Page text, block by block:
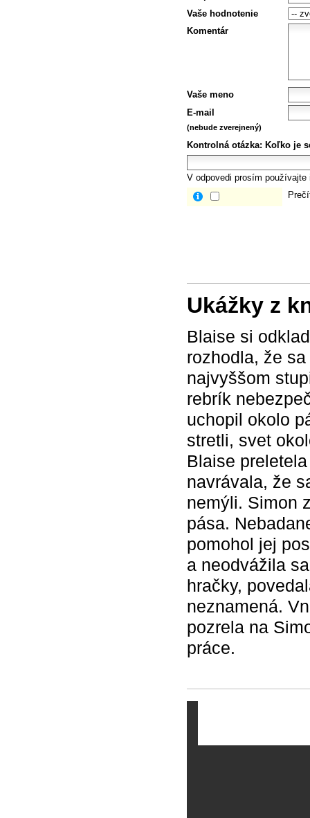
Vaše hodnotenie
Komentár
Vaše meno
E-mail
(nebude zverejnený)
Kontrolná otázka: Koľko je
V odpovedi prosím
Ukážky z
Blaise si
rozhodla, že
najvyššom
rebrík
uchopil okolo
stretli, svet
Blaise
navrávala, že
nemýli. Simon
pása.
pomohol jej
a neodvážila
hračky,
neznamená.
pozrela na
práce.